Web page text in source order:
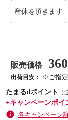
産休を頂きます
販売価格 360
出荷目安：
※ご指
たまるdポイント
（
+キャンペーンポイ
各キャンペーン